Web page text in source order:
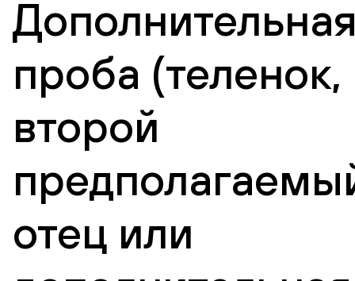
проба (теленок,
второй
отец или